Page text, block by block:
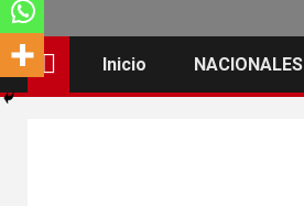
Inicio NACIONALES